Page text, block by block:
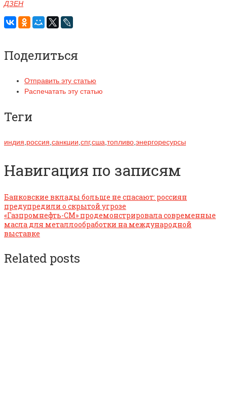
ДЗЕН
Поделиться
Отправить эту статью
Распечатать эту статью
Теги
индия россия санкции спг,сша топливо энергоресурсы
Навигация по записям
Банковские вклады больше не спасают: россиян
предупредили о скрытой угрозе
«Газпромнефть-СМ» продемонстрировала современные
масла для металлообработки на международной
выставке
Related posts